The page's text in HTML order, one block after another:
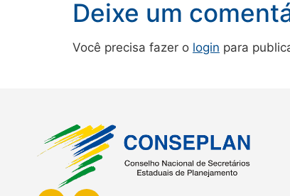
Deixe um
Você precisa fazer o login para